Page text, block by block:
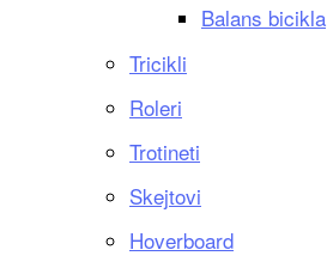
Balans bicikla
Tricikli
Roleri
Trotineti
Skejtovi
Hoverboard